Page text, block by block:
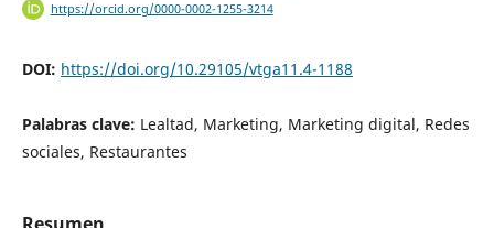
https://orcid.org/0000-0002-1255-3214
DOI: https://doi.org/10.29105/vtga11.4-1188
Palabras clave: Lealtad, Marketing, Marketing digital, Redes
sociales, Restaurantes